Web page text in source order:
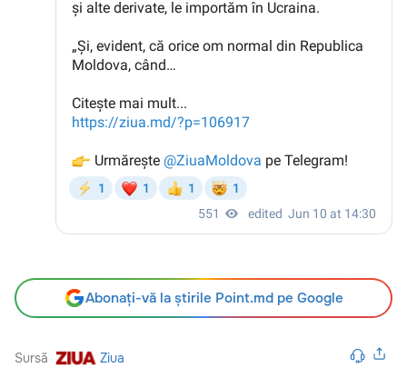
Abonați-vă la știrile Point.md pe Google
Sursă Ziua